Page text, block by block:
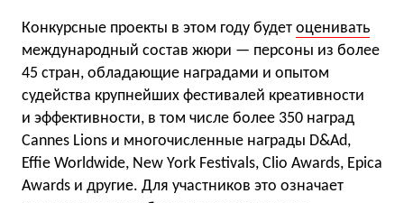
Конкурсные проекты в этом году будет оценивать
международный состав жюри — персоны из более
45 стран, обладающие наградами и опытом
судейства крупнейших фестивалей креативности
и эффективности, в том числе более 350 наград
Cannes Lions и многочисленные награды D&Ad,
Effie Worldwide, New York Festivals, Clio Awards, Epica
Awards и другие. Для участников это означает